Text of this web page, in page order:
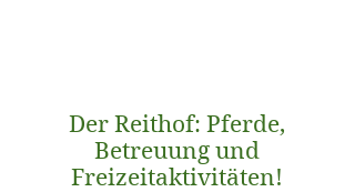
Der Reithof: Pferde,
Betreuung und
Freizeitaktivitäten!